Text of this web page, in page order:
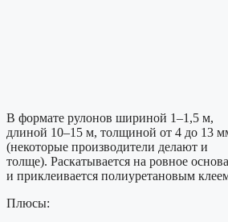
В формате рулонов шириной 1–1,5 м,
длиной 10–15 м, толщиной от 4 до 13
(некоторые производители делают и
толще). Раскатывается на ровное
и приклеивается полиуретановым
Плюсы: